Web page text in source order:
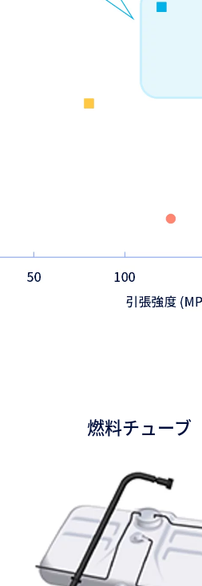
燃料チューブ